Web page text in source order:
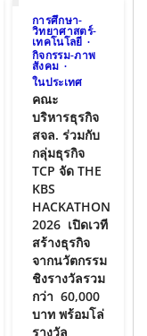
การศึกษา-
วิทยาศาสตร์-
เทคโนโลยี
กิจกรรม-ภาพ
สังคม
ในประเทศ
คณะ
บริหารธุรกิจ
สจล. ร่วมกับ
กลุ่มธุรกิจ
TCP จัด THE
KBS
HACKATHON
2026 เปิดเวที
สร้างธุรกิจ
จากนวัตกรรม
ชิงรางวัลรวม
กว่า 60,000
บาท พร้อมโล่
รางวัล